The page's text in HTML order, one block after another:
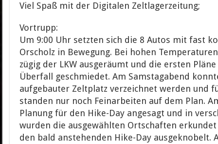
Viel Spaß mit der Digitalen Zeltlagerzeitung;
Vortrupp:
Um 9:00 Uhr setzten sich die 8 Autos mit fast
Orscholz in Bewegung. Bei hohen
zügig der LKW ausgeräumt und die ersten
Überfall geschmiedet. Am Samstagabend
aufgebauter Zeltplatz verzeichnet werden und
standen nur noch Feinarbeiten auf dem Plan.
Planung für den Hike-Day angesagt und in
wurden die ausgewählten Ortschaften
den bald anstehenden Hike-Day ausgeknobelt.